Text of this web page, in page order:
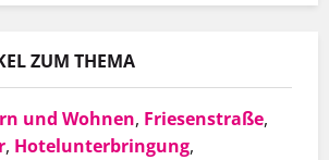
ZUM THEMA
und Wohnen, Friesenstraße,
, Hotelunterbringung,